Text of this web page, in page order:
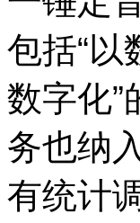
包括“以
数字化
务也纳
有统计